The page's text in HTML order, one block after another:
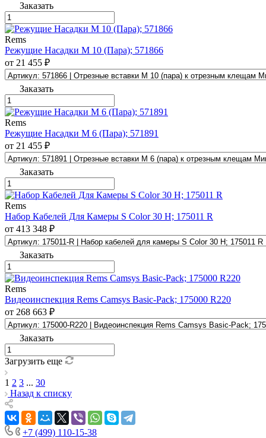
Заказать
Rems
Режущие Насадки М 10 (Пара); 571866
от 21 455 ₽
Заказать
Rems
Режущие Насадки М 6 (Пара); 571891
от 21 455 ₽
Заказать
Rems
Набор Кабелей Для Камеры S Color 30 H; 175011 R
от 413 348 ₽
Заказать
Rems
Видеоинспекция Rems Camsys Basic-Pack; 175000 R220
от 268 663 ₽
Заказать
Загрузить еще
1 2 3 ... 30
Назад к списку
+7 (499) 110-15-38